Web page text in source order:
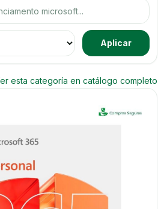
Aplicar
esta categoría en catálogo completo